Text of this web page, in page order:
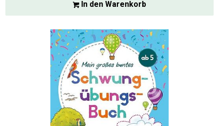
In den Warenkorb